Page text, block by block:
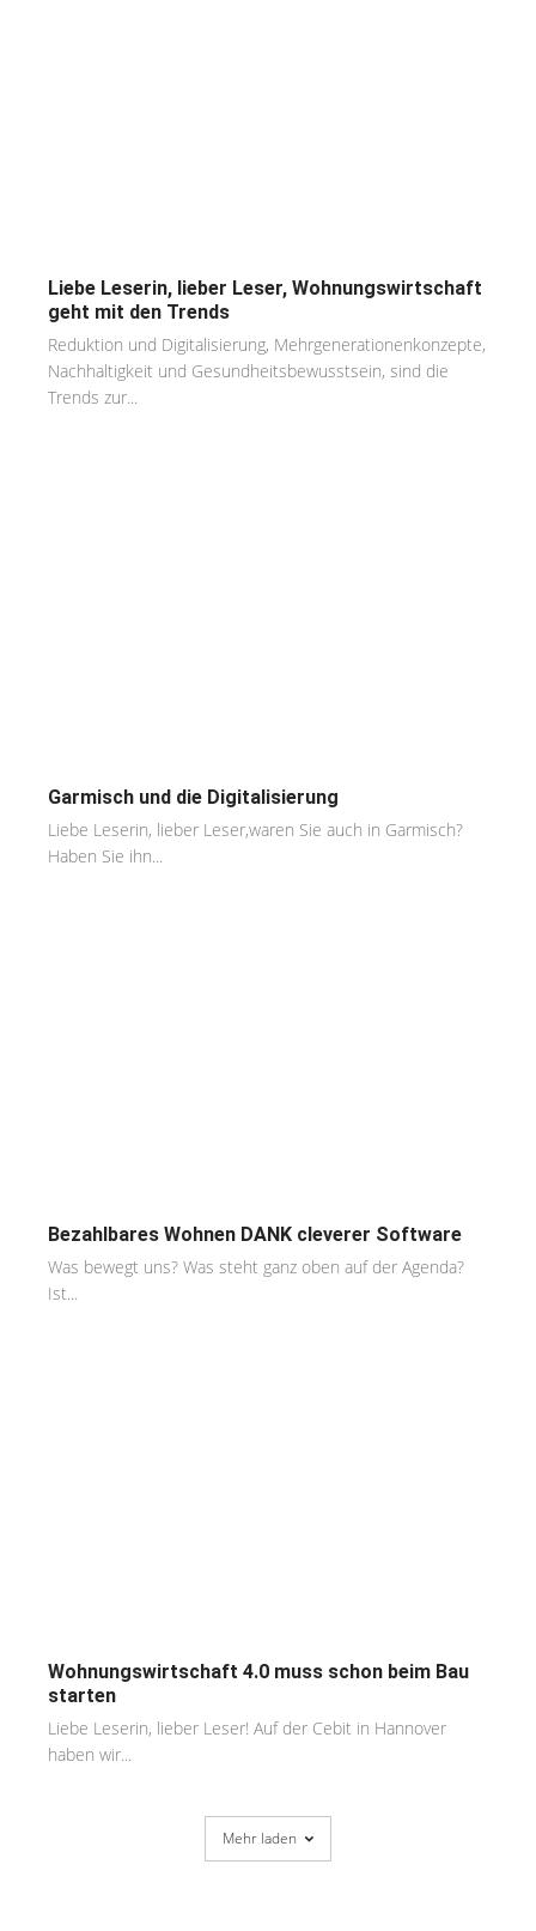
Liebe Leserin, lieber Leser, Wohnungswirtschaft
geht mit den Trends
Reduktion und Digitalisierung, Mehrgenerationenkonzepte,
Nachhaltigkeit und Gesundheitsbewusstsein, sind die
Trends zur...
Garmisch und die Digitalisierung
Liebe Leserin, lieber Leser,waren Sie auch in Garmisch?
Haben Sie ihn...
Bezahlbares Wohnen DANK cleverer Software
Was bewegt uns? Was steht ganz oben auf der Agenda?
Ist...
Wohnungswirtschaft 4.0 muss schon beim Bau
starten
Liebe Leserin, lieber Leser! Auf der Cebit in Hannover
haben wir...
Mehr laden